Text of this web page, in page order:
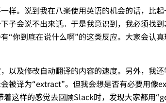
样。说到我在八楽使用英语的机会的话，比
子会说不出来话。于是我意识到，我必须找
“你到底在说什么啊”的这类反应。大家会认
以及修改自动翻译的内容的速度。另外，我还
被译为“extract”。但我会想是否有必要用像
这样的感觉去回顾Slack时，发现大家都用